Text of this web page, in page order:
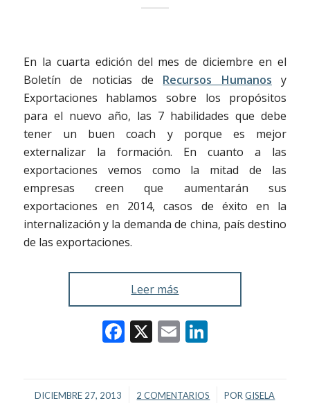
En la cuarta edición del mes de diciembre en el
Boletín de noticias de Recursos Humanos y
Exportaciones hablamos sobre los propósitos
para el nuevo año, las 7 habilidades que debe
tener un buen coach y porque es mejor
externalizar la formación. En cuanto a las
exportaciones vemos como la mitad de las
empresas creen que aumentarán sus
exportaciones en 2014, casos de éxito en la
internalización y la demanda de china, país destino
de las exportaciones.
Leer más
Facebook
X EmailLinkedIn
DICIEMBRE 27, 2013
/ 2 COMENTARIOS
/ PORGISELA